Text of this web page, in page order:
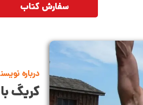
سفارش کتاب
درباره
کریگ